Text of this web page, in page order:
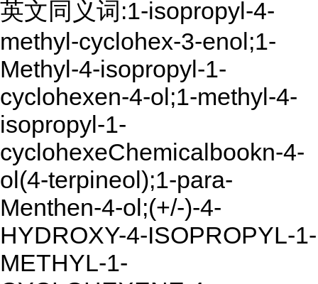
英文同义词:1-isopropyl-4-
methyl-cyclohex-3-enol;1-
Methyl-4-isopropyl-1-
cyclohexen-4-ol;1-methyl-4-
isopropyl-1-
cyclohexeChemicalbookn-4-
ol(4-terpineol);1-para-
Menthen-4-ol;(+/-)-4-
HYDROXY-4-ISOPROPYL-1-
METHYL-1-